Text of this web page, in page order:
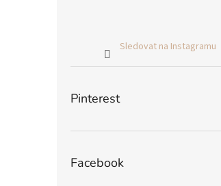
Sledovat na Instagramu
Pinterest
Facebook